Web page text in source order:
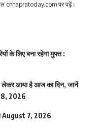
chhapratoday.com पर पढ़ें।
के लिए बना रहेगा मुफ्त :
लेकर आया है आज का दिन, जानें
2026
August 7, 2026